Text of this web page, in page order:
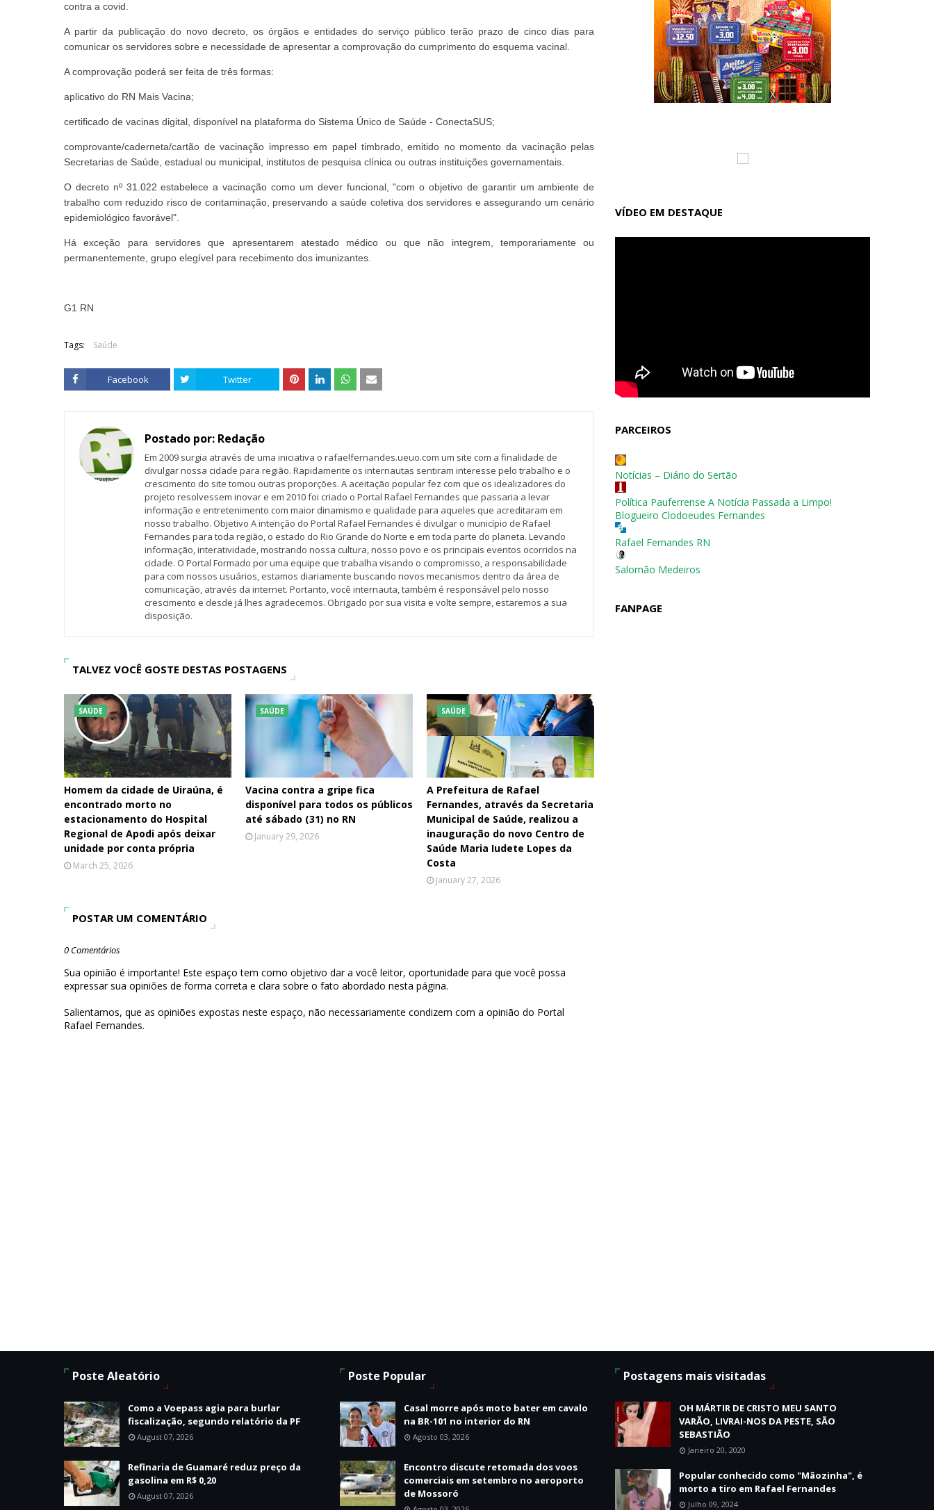
contra a covid.
A partir da publicação do novo decreto, os órgãos e entidades do serviço público terão prazo de cinco dias para
comunicar os servidores sobre e necessidade de apresentar a comprovação do cumprimento do esquema vacinal.
A comprovação poderá ser feita de três formas:
aplicativo do RN Mais Vacina;
certificado de vacinas digital, disponível na plataforma do Sistema Único de Saúde - ConectaSUS;
comprovante/caderneta/cartão de vacinação impresso em papel timbrado, emitido no momento da vacinação pelas
Secretarias de Saúde, estadual ou municipal, institutos de pesquisa clínica ou outras instituições governamentais.
O decreto nº 31.022 estabelece a vacinação como um dever funcional, "com o objetivo de garantir um ambiente de
trabalho com reduzido risco de contaminação, preservando a saúde coletiva dos servidores e assegurando um cenário
epidemiológico favorável".
Há exceção para servidores que apresentarem atestado médico ou que não integrem, temporariamente ou
permanentemente, grupo elegível para recebimento dos imunizantes.
G1 RN
Tags: Saúde
Facebook Twitter
Postado por: Redação
Em 2009 surgia através de uma iniciativa o rafaelfernandes.ueuo.com um site com a finalidade de
divulgar nossa cidade para região. Rapidamente os internautas sentiram interesse pelo trabalho e o
crescimento do site tomou outras proporções. A aceitação popular fez com que os idealizadores do
projeto resolvessem inovar e em 2010 foi criado o Portal Rafael Fernandes que passaria a levar
informação e entretenimento com maior dinamismo e qualidade para aqueles que acreditaram em
nosso trabalho. Objetivo A intenção do Portal Rafael Fernandes é divulgar o município de Rafael
Fernandes para toda região, o estado do Rio Grande do Norte e em toda parte do planeta. Levando
informação, interatividade, mostrando nossa cultura, nosso povo e os principais eventos ocorridos na
cidade. O Portal Formado por uma equipe que trabalha visando o compromisso, a responsabilidade
para com nossos usuários, estamos diariamente buscando novos mecanismos dentro da área de
comunicação, através da internet. Portanto, você internauta, também é responsável pelo nosso
crescimento e desde já lhes agradecemos. Obrigado por sua visita e volte sempre, estaremos a sua
disposição.
TALVEZ VOCÊ GOSTE DESTAS POSTAGENS
SAÚDE
Homem da cidade de Uiraúna, é
encontrado morto no
estacionamento do Hospital
Regional de Apodi após deixar
unidade por conta própria
March 25, 2026
SAÚDE
Vacina contra a gripe fica
disponível para todos os públicos
até sábado (31) no RN
January 29, 2026
SAÚDE
A Prefeitura de Rafael
Fernandes, através da Secretaria
Municipal de Saúde, realizou a
inauguração do novo Centro de
Saúde Maria Iudete Lopes da
Costa
January 27, 2026
POSTAR UM COMENTÁRIO
0 Comentários
Sua opinião é importante! Este espaço tem como objetivo dar a você leitor, oportunidade para que você possa
expressar sua opiniões de forma correta e clara sobre o fato abordado nesta página.
Salientamos, que as opiniões expostas neste espaço, não necessariamente condizem com a opinião do Portal
Rafael Fernandes.
VÍDEO EM DESTAQUE
PARCEIROS
Notícias – Diário do Sertão
Política Pauferrense A Notícia Passada a Limpo!
Blogueiro Clodoeudes Fernandes
Rafael Fernandes RN
Salomão Medeiros
FANPAGE
Poste Aleatório
Como a Voepass agia para burlar
fiscalização, segundo relatório da PF
August 07, 2026
Refinaria de Guamaré reduz preço da
gasolina em R$ 0,20
August 07, 2026
Poste Popular
Casal morre após moto bater em cavalo
na BR-101 no interior do RN
Agosto 03, 2026
Encontro discute retomada dos voos
comerciais em setembro no aeroporto
de Mossoró
Postagens mais visitadas
OH MÁRTIR DE CRISTO MEU SANTO
VARÃO, LIVRAI-NOS DA PESTE, SÃO
SEBASTIÃO
Janeiro 20, 2020
Popular conhecido como "Mãozinha", é
morto a tiro em Rafael Fernandes
Julho 09, 2024